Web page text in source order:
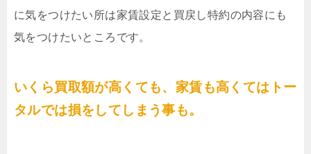
に気をつけたい所は家賃設定と買戻し特約の内容にも
気をつけたいところです。
いくら買取額が高くても、家賃も高くてはトー
タルでは損をしてしまう事も。